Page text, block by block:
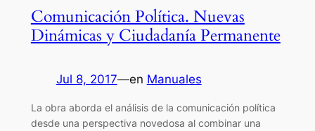
Comunicación Política. Nuevas
Dinámicas y Ciudadanía Permanente
Jul 8, 2017—en Manuales
La obra aborda el análisis de la comunicación política
desde una perspectiva novedosa al combinar una